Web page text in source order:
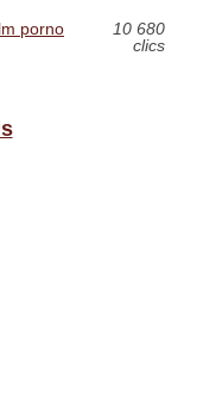
porno
10 680
clics